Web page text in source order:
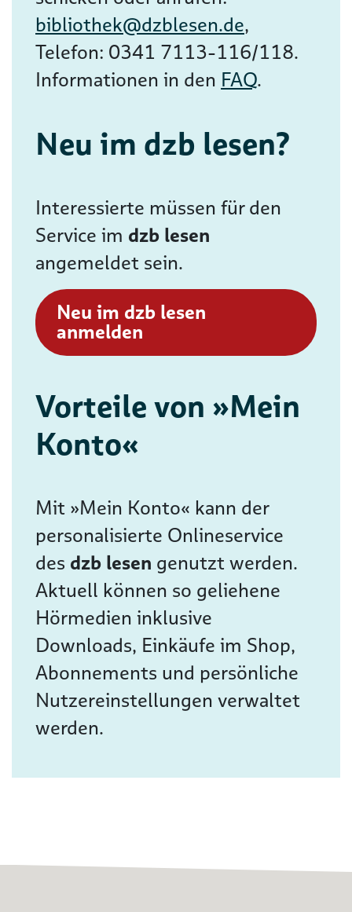
bibliothek@dzblesen.de,
Telefon: 0341 7113-116/118.
Informationen in den FAQ.
Neu im dzb lesen?
Interessierte müssen für den
Service im dzb lesen
angemeldet sein.
Neu im dzb lesen
anmelden
Vorteile von »Mein
Konto«
Mit »Mein Konto« kann der
personalisierte Onlineservice
des dzb lesen genutzt werden.
Aktuell können so geliehene
Hörmedien inklusive
Downloads, Einkäufe im Shop,
Abonnements und persönliche
Nutzereinstellungen verwaltet
werden.